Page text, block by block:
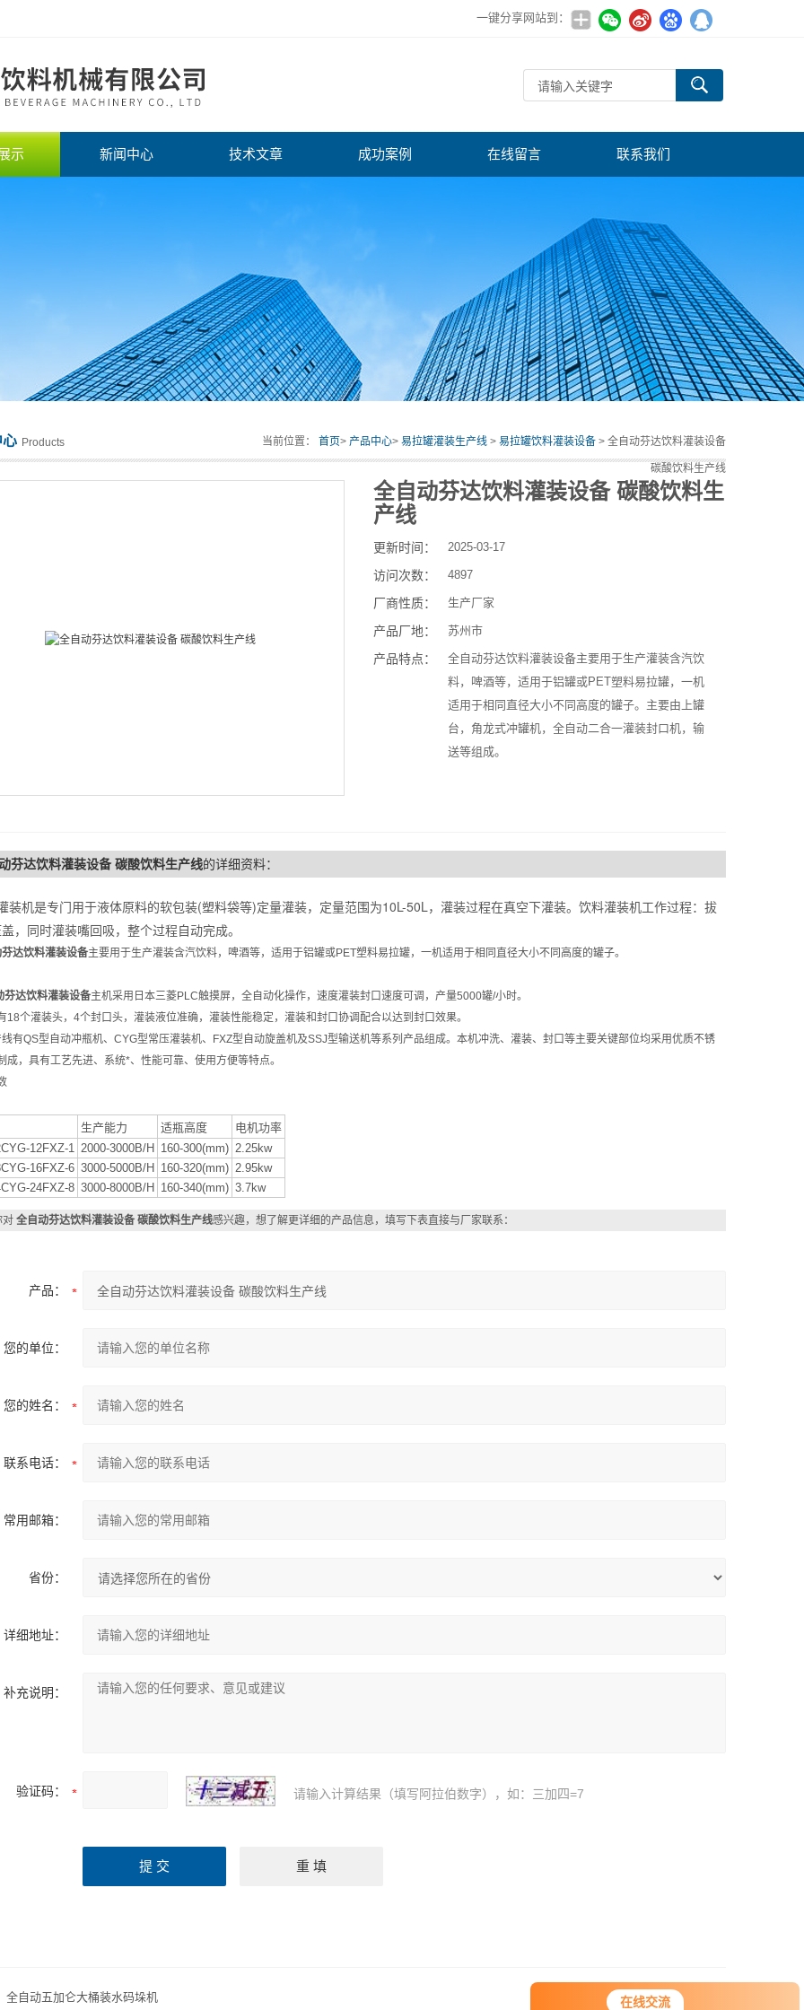
在线交流
一键分享网站到：
示 新闻中心 技术文章 成功案例 在线留言 联系我们
心 Products 当前位置： 首页> 产品中心> 易拉罐灌装生产线 > 易拉罐饮料灌装设备 > 全自动芬达饮料灌装设备
碳酸饮料生产线
全自动芬达饮料灌装设备 碳酸饮料生
产线
更新时间： 2025-03-17
访问次数： 4897
厂商性质： 生产厂家
产品厂地： 苏州市
产品特点：
全自动芬达饮料灌装设备主要用于生产灌装含汽饮
料，啤酒等，适用于铝罐或PET塑料易拉罐，一机
适用于相同直径大小不同高度的罐子。主要由上罐
台，角龙式冲罐机，全自动二合一灌装封口机，输
送等组成。
芬达饮料灌装设备 碳酸饮料生产线的详细资料：
机是专门用于液体原料的软包装(塑料袋等)定量灌装，定量范围为10L-50L，灌装过程在真空下灌装。饮料灌装机工作过程：拔
，同时灌装嘴回吸，整个过程自动完成。
达饮料灌装设备主要用于生产灌装含汽饮料，啤酒等，适用于铝罐或PET塑料易拉罐，一机适用于相同直径大小不同高度的罐子。
芬达饮料灌装设备主机采用日本三菱PLC触摸屏，全自动化操作，速度灌装封口速度可调，产量5000罐/小时。
18个灌装头，4个封口头，灌装液位准确，灌装性能稳定，灌装和封口协调配合以达到封口效果。
有QS型自动冲瓶机、CYG型常压灌装机、FXZ型自动旋盖机及SSJ型输送机等系列产品组成。本机冲洗、灌装、封口等主要关键部位均采用优质不锈
成，具有工艺先进、系统*、性能可靠、使用方便等特点。
生产能力 适瓶高度
电机功率
12FXZ-1 2000-3000B/H 160-300(mm) 2.25kw
16FXZ-6 3000-5000B/H 160-320(mm) 2.95kw
24FXZ-8 3000-8000B/H 160-340(mm) 3.7kw
全自动芬达饮料灌装设备 碳酸饮料生产线感兴趣，想了解更详细的产品信息，填写下表直接与厂家联系：
产品：
您的单位：
您的姓名：
联系电话：
常用邮箱：
省份：
详细地址：
补充说明：
验证码： 请输入计算结果（填写阿拉伯数字），如：三加四=7
全自动五加仑大桶装水码垛机